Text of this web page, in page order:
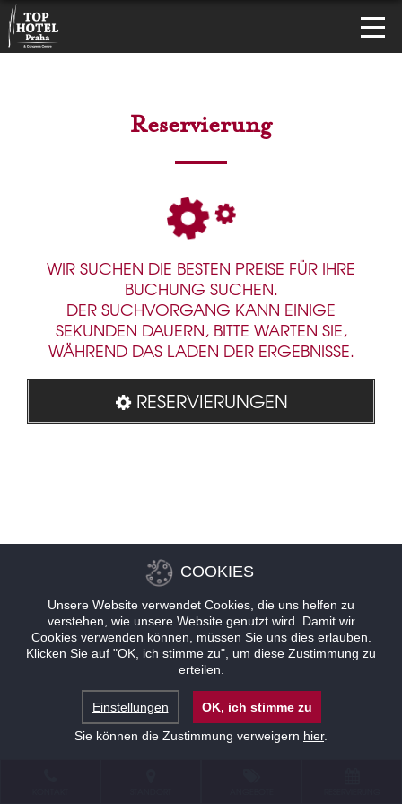
Reservierung
WIR SUCHEN DIE BESTEN PREISE FÜR IHRE
BUCHUNG SUCHEN.
DER SUCHVORGANG KANN EINIGE
SEKUNDEN DAUERN, BITTE WARTEN SIE,
WÄHREND DAS LADEN DER ERGEBNISSE.
RESERVIERUNGEN
COOKIES
Unsere Website verwendet Cookies, die uns helfen zu
verstehen, wie unsere Website genutzt wird. Damit wir
Cookies verwenden können, müssen Sie uns dies erlauben.
Klicken Sie auf "OK, ich stimme zu", um diese Zustimmung zu
erteilen.
Einstellungen
OK, ich stimme zu
Sie können die Zustimmung verweigern hier.